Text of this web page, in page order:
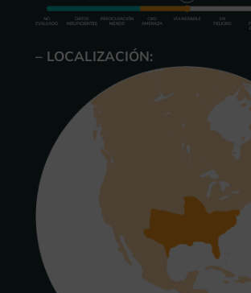
– LOCALIZACIÓN: